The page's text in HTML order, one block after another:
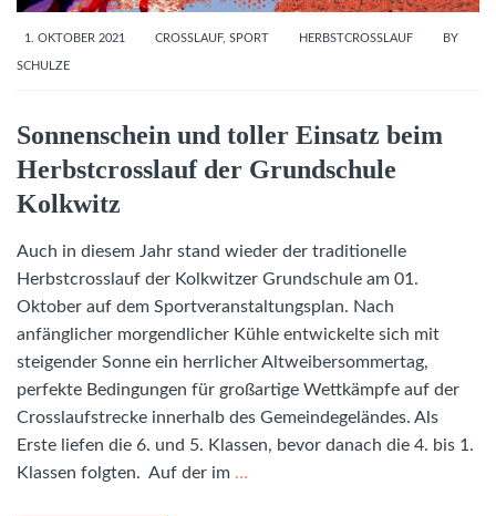
1. OKTOBER 2021 CROSSLAUF, SPORT HERBSTCROSSLAUF BY
SCHULZE
Sonnenschein und toller Einsatz beim
Herbstcrosslauf der Grundschule
Kolkwitz
Auch in diesem Jahr stand wieder der traditionelle
Herbstcrosslauf der Kolkwitzer Grundschule am 01.
Oktober auf dem Sportveranstaltungsplan. Nach
anfänglicher morgendlicher Kühle entwickelte sich mit
steigender Sonne ein herrlicher Altweibersommertag,
perfekte Bedingungen für großartige Wettkämpfe auf der
Crosslaufstrecke innerhalb des Gemeindegeländes. Als
Erste liefen die 6. und 5. Klassen, bevor danach die 4. bis 1.
Klassen folgten. Auf der im …